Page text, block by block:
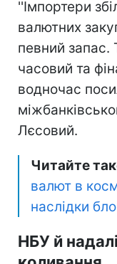
''Імпортери
валютних
певний запас.
часовий та
водночас
Лєсовий.
Читайте
валют в
наслідки
НБУ й